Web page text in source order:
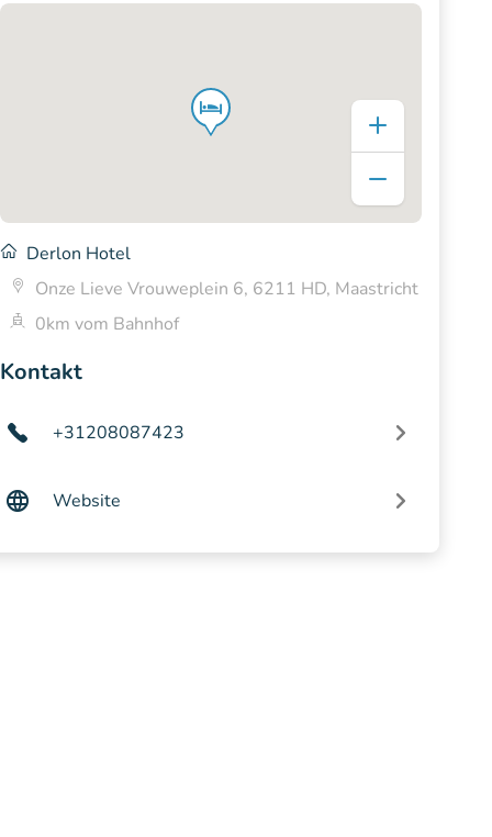
Derlon Hotel
Onze Lieve Vrouweplein 6, 6211 HD, Maastricht
0km vom Bahnhof
Kontakt
+31208087423
Website